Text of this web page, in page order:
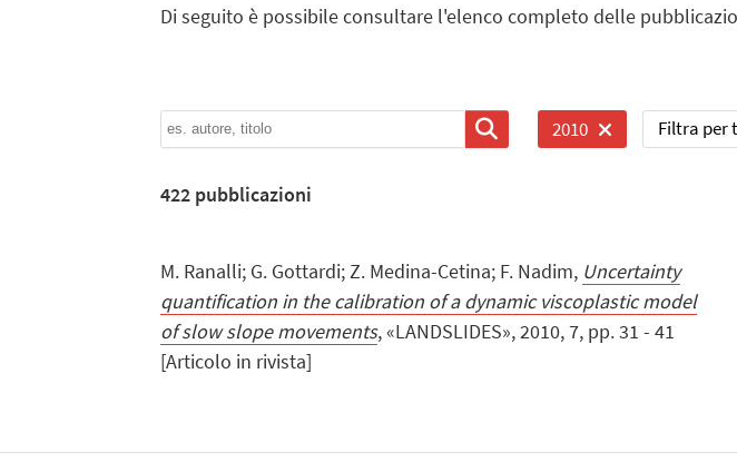
Di seguito è possibile consultare l'elenco completo delle
2010 Filtra per
422pubblicazioni
M. Ranalli; G. Gottardi; Z. Medina-Cetina; F. Nadim, Uncertainty
quantification in the calibration of a dynamic viscoplastic model
of slow slope movements, «LANDSLIDES», 2010, 7, pp. 31 - 41
[Articolo in rivista]